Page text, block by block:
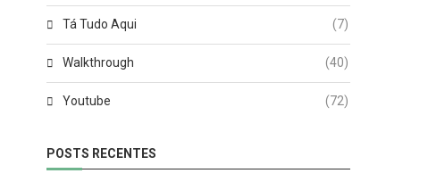
Tá Tudo Aqui (7)
Walkthrough (40)
Youtube (72)
POSTS RECENTES